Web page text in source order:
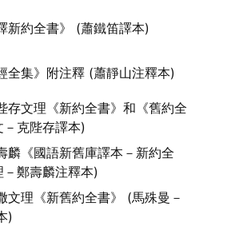
新約全書》 (蕭鐵笛譯本)
全集》附注釋 (蕭靜山注釋本)
存文理《新約全書》和《舊約全
克陛存譯本)
麟《國語新舊庫譯本－新約全
鄭壽麟注釋本)
文理《新舊約全書》 (馬殊曼－
)